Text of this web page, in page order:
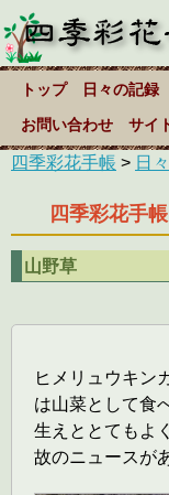
トップ 日々の記録
お問い合わせ サイ
四季彩花手帳 > 日
四季彩花手帳
山野草
ヒメリュウキン
は山菜として食
生えととてもよ
故のニュースが